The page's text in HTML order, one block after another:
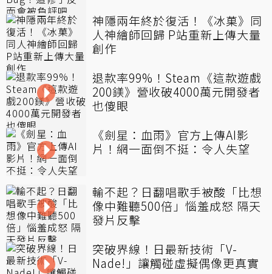
神隱兩年終於復活！《冰菓》同
人神繪師回歸 P站重新上傳大量
創作
退款率99%！Steam《這款遊戲
200鎂》營收破4000萬元開發者
也傻眼
《劍星：血雨》官方上傳AI影
片！網一面倒不挺：令人失望
輸不起？日翻唱歌手被酸「比想
像中難聽500倍」惱羞成怒 隔天
發片反擊
突破界線！日最新技術「V-
Nade!」讓觸碰虛擬偶像更真實